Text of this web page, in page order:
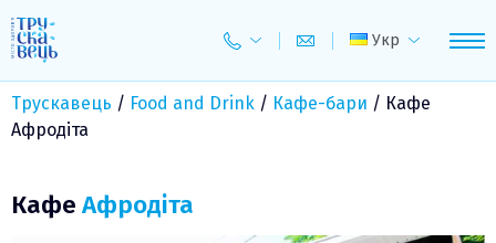
to
content
Укр
Трускавець / Food and Drink / Кафе-бари / Кафе
Афродіта
Кафе Афродіта